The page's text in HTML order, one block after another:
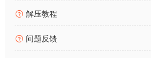
解压教程
问题反馈